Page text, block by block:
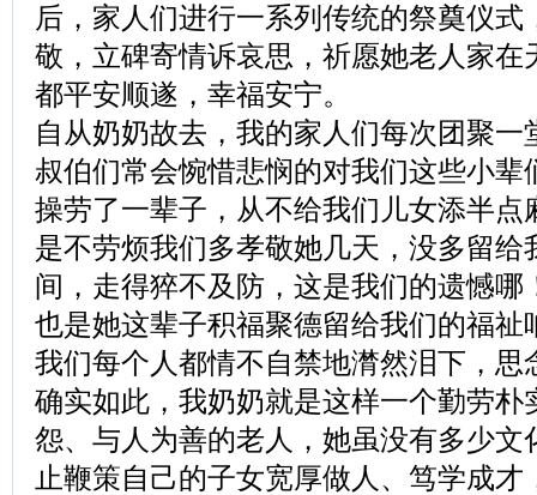
后，家人们进行一系列传统的祭奠仪式
敬，立碑寄情诉哀思，祈愿她老人家在
都平安顺遂，幸福安宁。
自从奶奶故去，我的家人们每次团聚
叔伯们常会惋惜悲悯的对我们这些小辈
操劳了一辈子，从不给我们儿女添半点
是不劳烦我们多孝敬她几天，没多留给
间，走得猝不及防，这是我们的遗憾哪
也是她这辈子积福聚德留给我们的福
我们每个人都情不自禁地潸然泪下，思
确实如此，我奶奶就是这样一个勤劳朴
怨、与人为善的老人，她虽没有多少文
止鞭策自己的子女宽厚做人、笃学成